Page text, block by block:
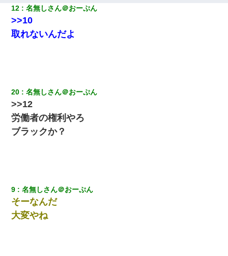
男だけどリベンジポノレノの被害者になって未だに人生が立ち直
せない
嘘をついてフリン旅行へ出かけた嫁→翌日、嫁「ただいま～」旦
那「娘がシんだよ。何度も連絡したのに…」嫁「えっ」→なん
と・・・
宅飲みで女友達の乳を見てしまった・・・
ずっとニートだと思ってた同居の義弟が投資で旦那より稼いでる
とか知らなかった…
12 名無しさん＠おーぷん
>>10
取れないんだよ
20 名無しさん＠おーぷん
>>12
労働者の権利やろ
ブラックか？
9 名無しさん＠おーぷん
そーなんだ
大変やね